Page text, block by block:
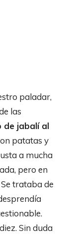
paladar,
las
de jabalí al
patatas y
a mucha
pero en
trataba de
Sin duda